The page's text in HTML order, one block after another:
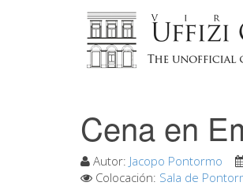
Cena en
Autor: Jacopo Pontormo
Colocación: Sala de